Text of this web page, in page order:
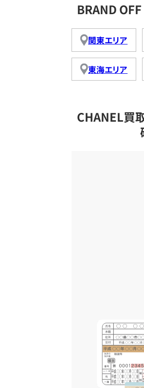
BRAND
関東エリア
東海エリア
CHANEL買